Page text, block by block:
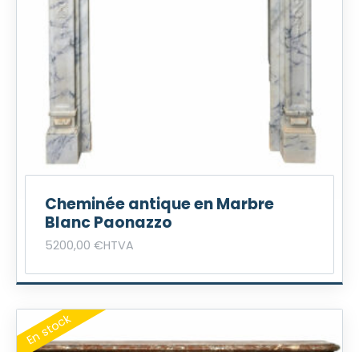
Cheminée antique en Marbre
Blanc Paonazzo
5200,00 €HTVA